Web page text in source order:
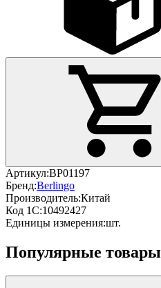
Артикул:BP01197
Бренд:Berlingo
Производитель:Китай
Код 1С:10492427
Единицы измерения:шт.
Популярные товары